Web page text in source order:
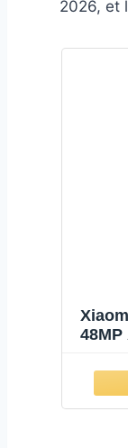
2026, et
48MP